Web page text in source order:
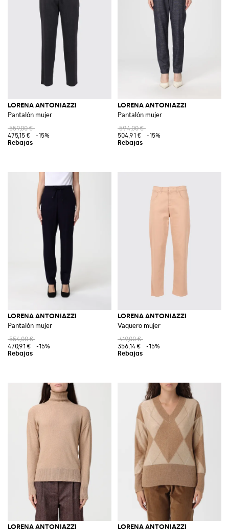
LORENA ANTONIAZZI
Pantalón mujer
559,00 €
475,15 €
-15%
LORENA ANTONIAZZI
Pantalón mujer
594,00 €
504,91 €
-15%
LORENA ANTONIAZZI
Pantalón mujer
554,00 €
470,91 €
-15%
LORENA ANTONIAZZI
Vaquero mujer
419,00 €
356,14 €
-15%
LORENA ANTONIAZZI LORENA ANTONIAZZI